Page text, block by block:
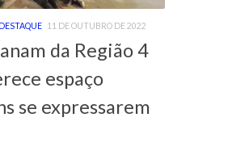
DESTAQUE 11 DE OUTUBRO DE 2022
da Região 4
espaço
se expressarem